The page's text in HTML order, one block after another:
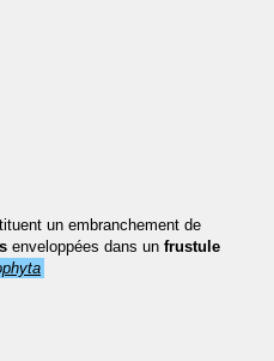
un embranchement de
enveloppées dans un frustule